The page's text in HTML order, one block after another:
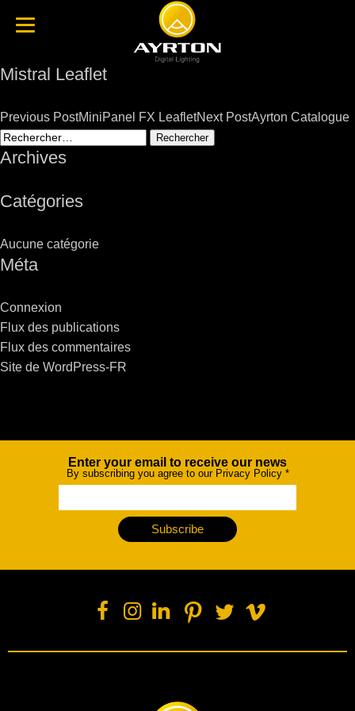
Mistral Leaflet
Post
navigation
Previous PostMiniPanel FX LeafletNext PostAyrton Catalogue
Rechercher :
Archives
Catégories
Aucune catégorie
Méta
Connexion
Flux des publications
Flux des commentaires
Site de WordPress-FR
NewsletterEnter your email to receive our news
By subscribing you agree to our Privacy Policy *
Subscribe